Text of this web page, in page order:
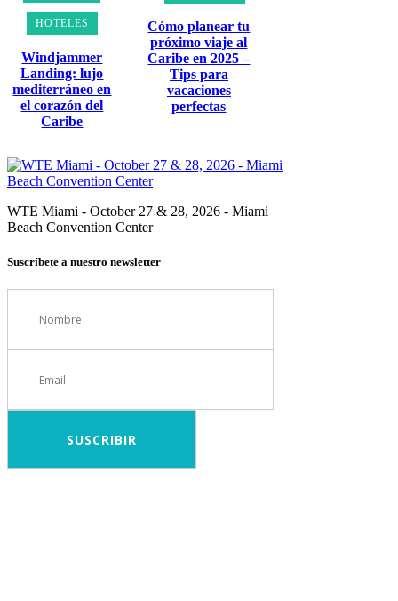
HOTELES
Windjammer
Landing: lujo
mediterráneo en
el corazón del
Caribe
Cómo planear tu
próximo viaje al
Caribe en 2025 –
Tips para
vacaciones
perfectas
WTE Miami - October 27 & 28, 2026 - Miami
Beach Convention Center
Suscríbete a nuestro newsletter